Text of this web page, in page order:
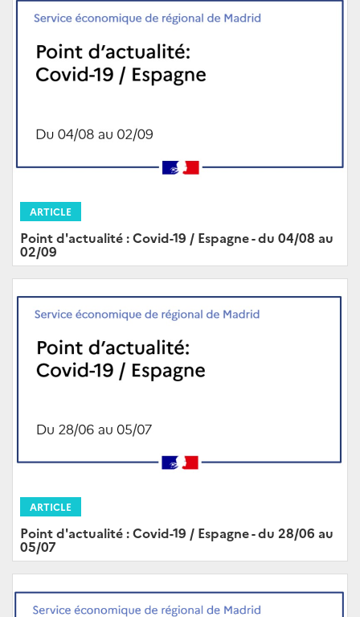
ARTICLE
Point d'actualité : Covid-19 / Espagne - du 04/08 au
02/09
ARTICLE
Point d'actualité : Covid-19 / Espagne - du 28/06 au
05/07